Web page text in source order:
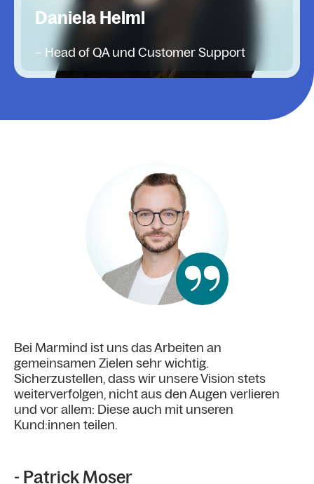
Daniela Helml
– Head of QA und Customer Support
Bei Marmind ist uns das Arbeiten an
gemeinsamen Zielen sehr wichtig.
Sicherzustellen, dass wir unsere Vision stets
weiterverfolgen, nicht aus den Augen verlieren
und vor allem: Diese auch mit unseren
Kund:innen teilen.
- Patrick Moser